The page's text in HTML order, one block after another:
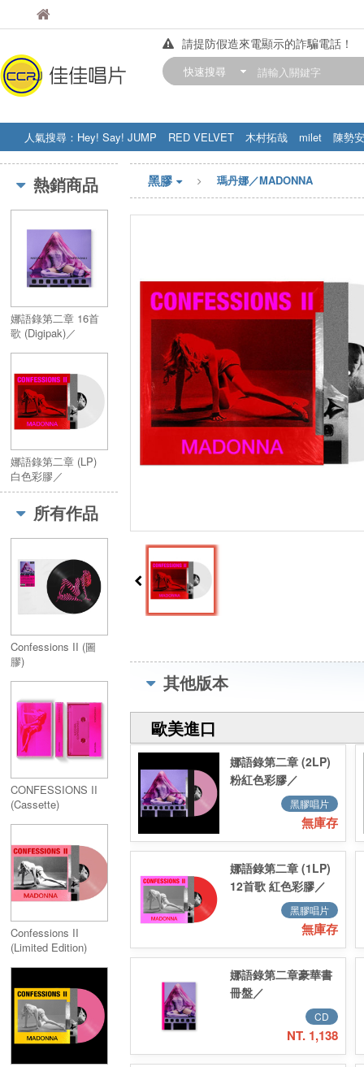
佳佳唱片
請提防假造來電顯示的詐騙電話！
【中華門市營業時間調整公告】
快速搜尋
人氣搜尋： Hey! Say! JUMP RED VELVET 木村拓哉 milet
陳勢安
STRAY KIDS
盧廣仲 周杰伦
熱銷商品
娜語錄第二章 16首
歌 (Digipak)／
娜語錄第二章 (LP)
白色彩膠／
Confessions II (LP)
白色彩膠所有作品
Confessions II (圖
膠)
CONFESSIONS II
(Cassette)
Confessions II
(Limited Edition)
黑膠 瑪丹娜／MADONNA
其他版本
歐美進口
娜語錄第二章 (2LP)
粉紅色彩膠／
Confessions II
(2LP) 粉紅色彩膠
黑膠唱片
無庫存
娜語錄第二章 (1LP)
12首歌 紅色彩膠／
Confessions II 12-
track Standard
黑膠唱片
無庫存
娜語錄第二章豪華書
冊盤／
Confessions II 16-
track Photobook
CD
NT. 1,138